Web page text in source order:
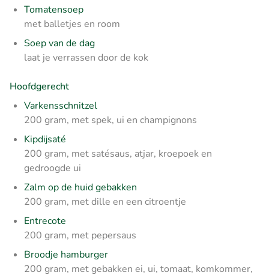
Tomatensoep
met balletjes en room
Soep van de dag
laat je verrassen door de kok
Hoofdgerecht
Varkensschnitzel
200 gram, met spek, ui en champignons
Kipdijsaté
200 gram, met satésaus, atjar, kroepoek en
gedroogde ui
Zalm op de huid gebakken
200 gram, met dille en een citroentje
Entrecote
200 gram, met pepersaus
Broodje hamburger
200 gram, met gebakken ei, ui, tomaat, komkommer,